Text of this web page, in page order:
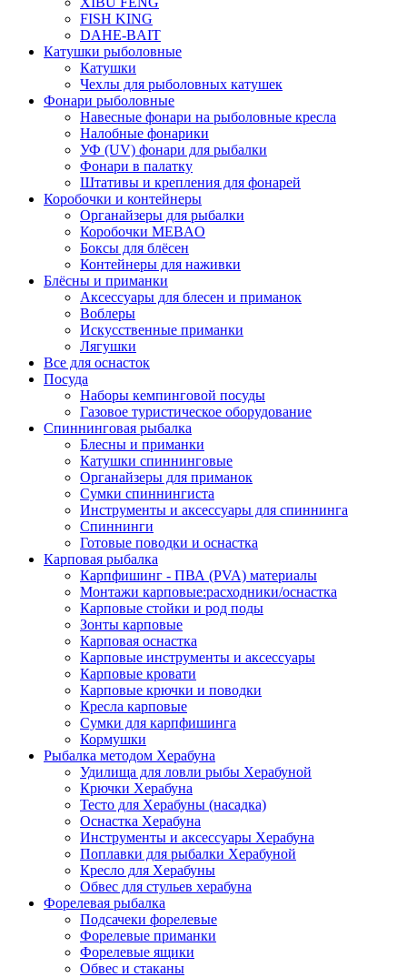
FISH KING
DAHE-BAIT
Катушки рыболовные
Катушки
Чехлы для рыболовных катушек
Фонари рыболовные
Навесные фонари на рыболовные кресла
Налобные фонарики
УФ (UV) фонари для рыбалки
Фонари в палатку
Штативы и крепления для фонарей
Коробочки и контейнеры
Органайзеры для рыбалки
Коробочки MEBAO
Боксы для блёсен
Контейнеры для наживки
Блёсны и приманки
Аксессуары для блесен и приманок
Воблеры
Искусственные приманки
Лягушки
Все для оснасток
Посуда
Наборы кемпинговой посуды
Газовое туристическое оборудование
Спиннинговая рыбалка
Блесны и приманки
Катушки спиннинговые
Органайзеры для приманок
Сумки спиннингиста
Инструменты и аксессуары для спиннинга
Спиннинги
Готовые поводки и оснастка
Карповая рыбалка
Карпфишинг - ПВА (PVA) материалы
Монтажи карповые:расходники/оснастка
Карповые стойки и род поды
Зонты карповые
Карповая оснастка
Карповые инструменты и аксессуары
Карповые кровати
Карповые крючки и поводки
Кресла карповые
Сумки для карпфишинга
Кормушки
Рыбалка методом Херабуна
Удилища для ловли рыбы Херабуной
Крючки Херабуна
Тесто для Херабуны (насадка)
Оснастка Херабуна
Инструменты и аксессуары Херабуна
Поплавки для рыбалки Херабуной
Кресло для Херабуны
Обвес для стульев херабуна
Форелевая рыбалка
Подсачеки форелевые
Форелевые приманки
Форелевые ящики
Обвес и стаканы